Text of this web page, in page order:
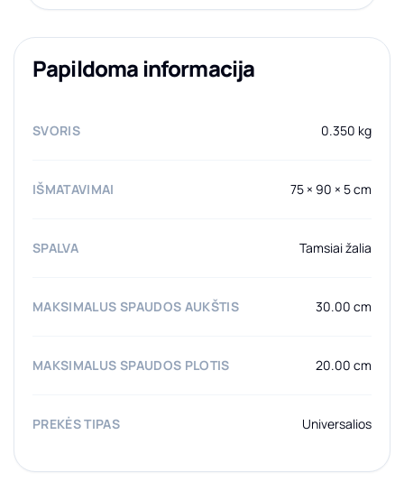
Papildoma informacija
SVORIS 0.350 kg
IŠMATAVIMAI 75 × 90 × 5 cm
SPALVA Tamsiai žalia
MAKSIMALUS SPAUDOS AUKŠTIS 30.00 cm
MAKSIMALUS SPAUDOS PLOTIS 20.00 cm
PREKĖS TIPAS Universalios